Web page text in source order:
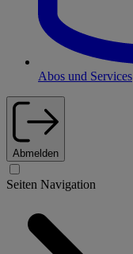
Abos und Services
Abmelden
Seiten Navigation